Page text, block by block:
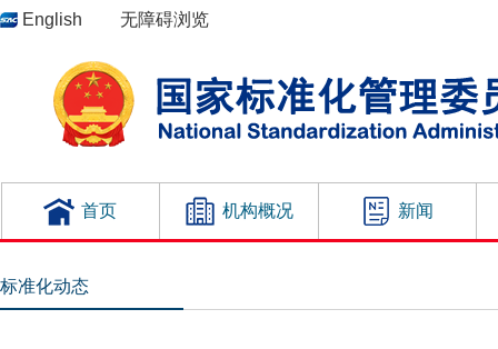
English 无障碍浏览
首页 机构概况 新闻
标准化动态